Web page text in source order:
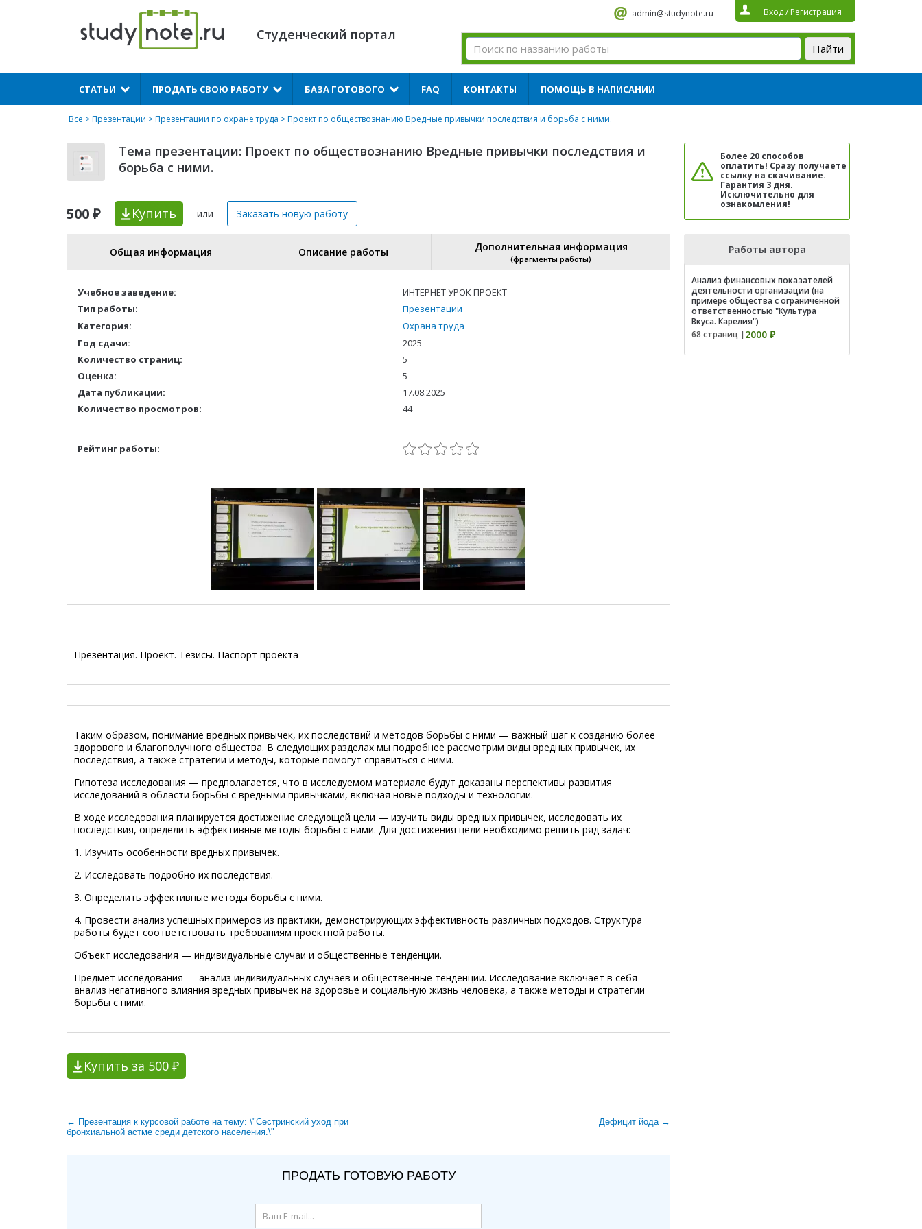
Студенческий портал
admin@studynote.ru Вход/ Регистрация
СТАТЬИ ПРОДАТЬ СВОЮ РАБОТУ БАЗА ГОТОВОГО FAQ КОНТАКТЫ ПОМОЩЬ В НАПИСАНИИ
Все >Презентации >Презентации по охране труда > Проект по обществознанию Вредные привычки последствия и борьба с ними.
Тема презентации: Проект по обществознанию Вредные привычки последствия и
борьба с ними.
500 ₽ Купить или Заказать новую работу
Более 20 способов
оплатить! Сразу получаете
ссылку на скачивание.
Гарантия 3 дня.
Исключительно для
ознакомления!
Общая информация Описание работы Дополнительная информация
(фрагменты работы)
Учебное заведение:
ИНТЕРНЕТ УРОК ПРОЕКТ
Тип работы:
Презентации
Категория:
Охрана труда
Год сдачи:
2025
Количество страниц:
5
Оценка:
5
Дата публикации:
17.08.2025
Количество просмотров:
44
Рейтинг работы:
Презентация. Проект. Тезисы. Паспорт проекта
Таким образом, понимание вредных привычек, их последствий и методов борьбы с ними — важный шаг к созданию более
здорового и благополучного общества. В следующих разделах мы подробнее рассмотрим виды вредных привычек, их
последствия, а также стратегии и методы, которые помогут справиться с ними.
Гипотеза исследования — предполагается, что в исследуемом материале будут доказаны перспективы развития
исследований в области борьбы с вредными привычками, включая новые подходы и технологии.
В ходе исследования планируется достижение следующей цели — изучить виды вредных привычек, исследовать их
последствия, определить эффективные методы борьбы с ними. Для достижения цели необходимо решить ряд задач:
1. Изучить особенности вредных привычек.
2. Исследовать подробно их последствия.
3. Определить эффективные методы борьбы с ними.
4. Провести анализ успешных примеров из практики, демонстрирующих эффективность различных подходов. Структура
работы будет соответствовать требованиям проектной работы.
Объект исследования — индивидуальные случаи и общественные тенденции.
Предмет исследования — анализ индивидуальных случаев и общественные тенденции. Исследование включает в себя
анализ негативного влияния вредных привычек на здоровье и социальную жизнь человека, а также методы и стратегии
борьбы с ними.
Купить за 500 ₽
← Презентация к курсовой работе на тему: \"Сестринский уход при
бронхиальной астме среди детского населения.\"
Дефицит йода →
ПРОДАТЬ ГОТОВУЮ РАБОТУ
Работы автора
Анализ финансовых показателей
деятельности организации (на
примере общества с ограниченной
ответственностью "Культура
Вкуса. Карелия")
68 страниц | 2000 ₽